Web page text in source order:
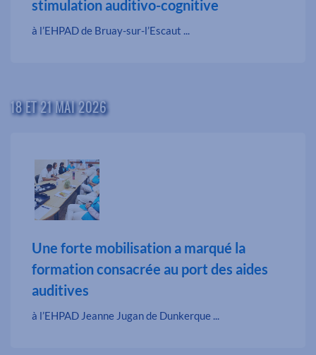
stimulation auditivo-cognitive
à l’EHPAD de Bruay-sur-l’Escaut ...
18 ET 21 MAI 2026
Une forte mobilisation a marqué la
formation consacrée au port des aides
auditives
à l’EHPAD Jeanne Jugan de Dunkerque ...